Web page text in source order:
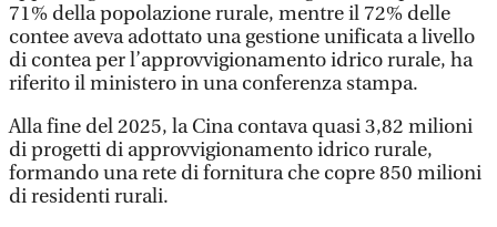
71% della popolazione rurale, mentre il 72% delle
contee aveva adottato una gestione unificata a livello
di contea per l’approvvigionamento idrico rurale, ha
riferito il ministero in una conferenza stampa.
Alla fine del 2025, la Cina contava quasi 3,82 milioni
di progetti di approvvigionamento idrico rurale,
formando una rete di fornitura che copre 850 milioni
di residenti rurali.